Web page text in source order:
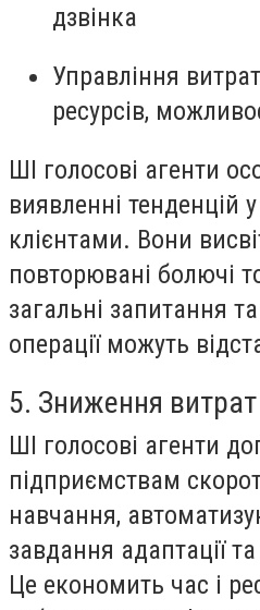
дзвінка
Управління
ресурсів,
ШІ голосові агенти
виявленні тенденцій
клієнтами. Вони
повторювані болючі
загальні запитання
операції можуть
5. Зниження
ШІ голосові агенти
підприємствам
навчання,
завдання адаптації
Це економить час і